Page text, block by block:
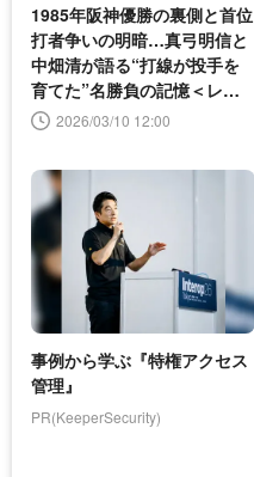
1985年阪神優勝の裏側と首位
打者争いの明暗…真弓明信と
中畑清が語る“打線が投手を
育てた”名勝負の記憶＜レジ
ェン堂＞
2026/03/10 12:00
事例から学ぶ『特権アクセス
管理』
PR(KeeperSecurity)